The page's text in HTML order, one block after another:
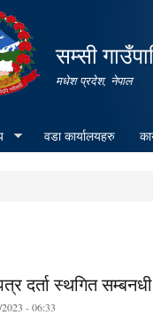
सम्सी
मधेश प्रदेश, नेपाल
वडा कार्यालयहरु
दर्ता स्थगित
- 06:33